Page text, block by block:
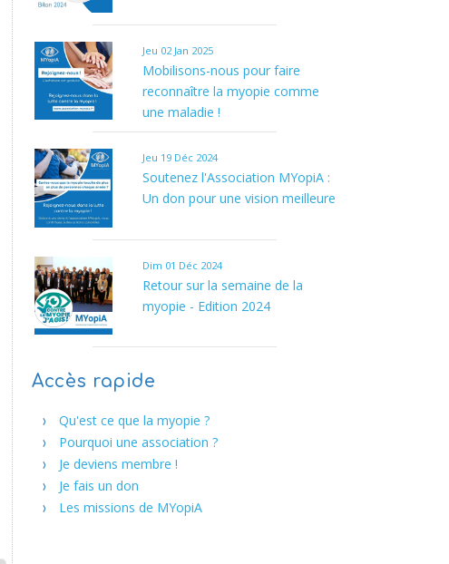
Jeu 02 Jan 2025
Mobilisons-nous pour faire
reconnaître la myopie comme
une maladie !
Jeu 19 Déc 2024
Soutenez l'Association MYopiA :
Un don pour une vision meilleure
Dim 01 Déc 2024
Retour sur la semaine de la
myopie - Edition 2024
Accès rapide
Qu'est ce que la myopie ?
Pourquoi une association ?
Je deviens membre !
Je fais un don
Les missions de MYopiA